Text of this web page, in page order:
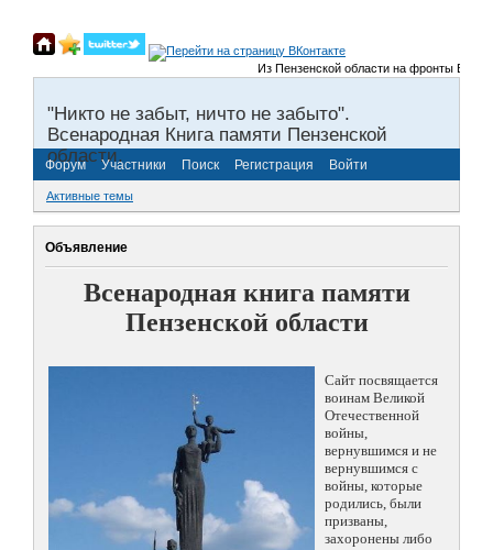
Из Пензенской области на фронты
"Никто не забыт, ничто не забыто".
Всенародная Книга памяти Пензенской
области.
Форум Участники Поиск Регистрация Войти
Активные темы
Объявление
Всенародная книга памяти
Пензенской области
Сайт посвящается
воинам Великой
Отечественной
войны,
вернувшимся и не
вернувшимся с
войны, которые
родились, были
призваны,
захоронены либо